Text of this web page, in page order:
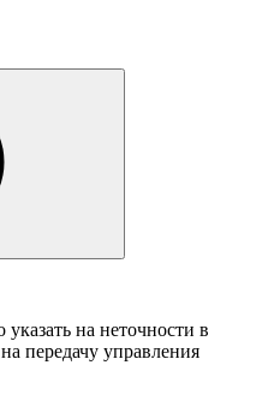
на неточности в
передачу управления